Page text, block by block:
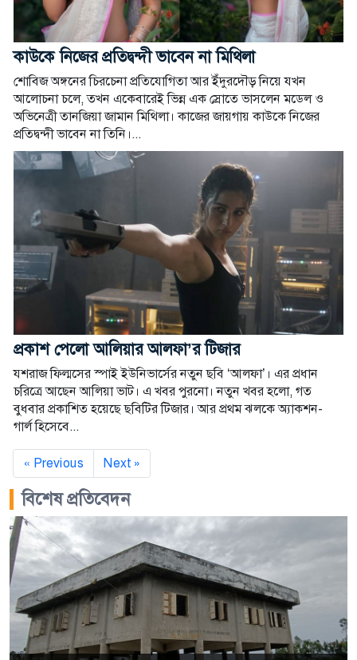
কাউকে নিজের প্রতিদ্বন্দী ভাবেন না মিথিলা
শোবিজ অঙ্গনের চিরচেনা প্রতিযোগিতা আর ইঁদুরদৌড় নিয়ে যখন
আলোচনা চলে, তখন একেবারেই ভিন্ন এক স্রোতে ভাসলেন মডেল ও
অভিনেত্রী তানজিয়া জামান মিথিলা। কাজের জায়গায় কাউকে নিজের
প্রতিদ্বন্দী ভাবেন না তিনি।...
প্রকাশ পেলো আলিয়ার আলফা’র টিজার
যশরাজ ফিল্মসের স্পাই ইউনিভার্সের নতুন ছবি ‘আলফা’। এর প্রধান
চরিত্রে আছেন আলিয়া ভাট। এ খবর পুরনো। নতুন খবর হলো, গত
বুধবার প্রকাশিত হয়েছে ছবিটির টিজার। আর প্রথম ঝলকে অ্যাকশন-
গার্ল হিসেবে...
« Previous Next »
বিশেষ প্রতিবেদন